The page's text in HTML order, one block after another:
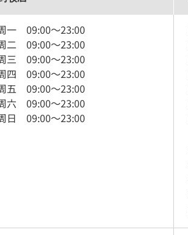
一 09:00～23:00
二 09:00～23:00
三 09:00～23:00
四 09:00～23:00
五 09:00～23:00
六 09:00～23:00
日 09:00～23:00